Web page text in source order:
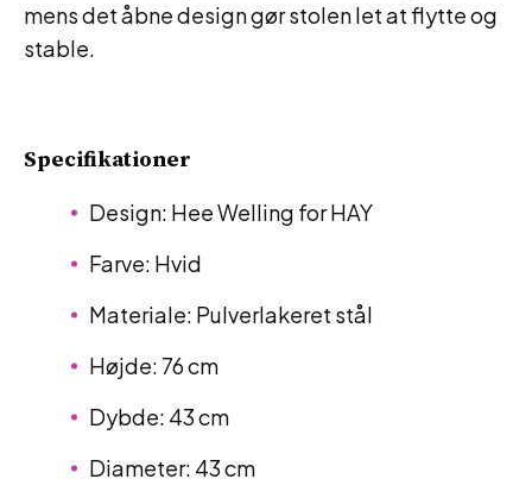
mens det åbne design gør stolen let at flytte og
stable.
Specifikationer
Design: Hee Welling for HAY
Farve: Hvid
Materiale: Pulverlakeret stål
Højde: 76 cm
Dybde: 43 cm
Diameter: 43 cm